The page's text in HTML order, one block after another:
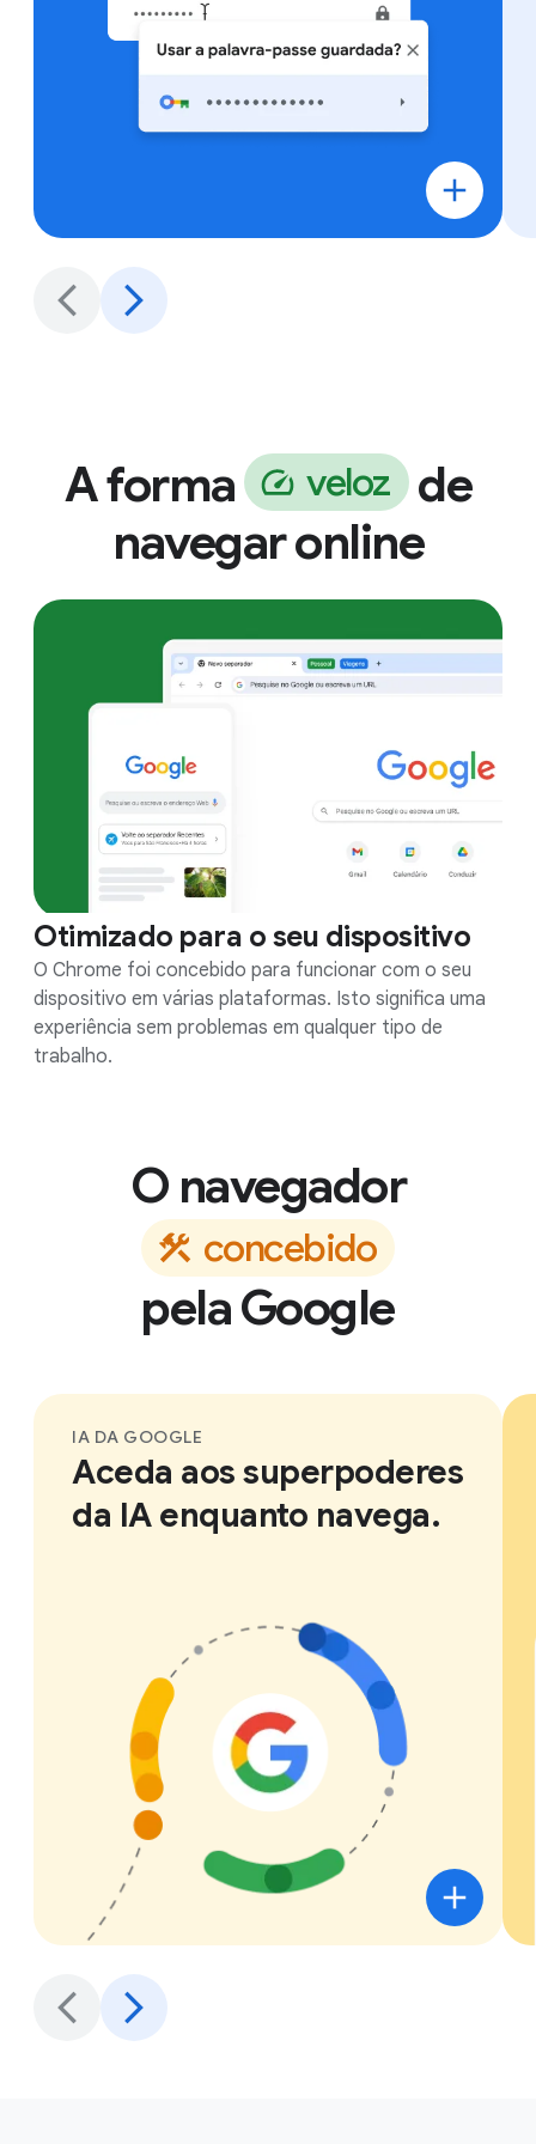
A forma veloz de
navegar online
Otimizado para o seu dispositivo
O Chrome foi concebido para funcionar com o seu
dispositivo em várias plataformas. Isto significa uma
experiência sem problemas em qualquer tipo de
trabalho.
O navegador
concebido
pela Google
IA DA GOOGLE
Aceda aos superpoderes
da IA enquanto navega.